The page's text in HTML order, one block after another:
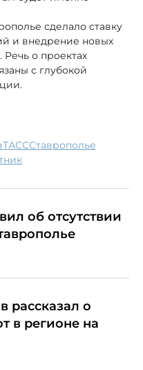
сделало ставку
и внедрение новых
о проектах
с глубокой
ТАСС Ставрополье
об отсутствии
рассказал о
в регионе на